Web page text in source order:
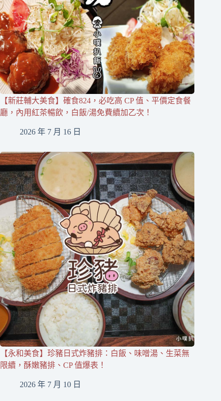
【新莊輔大美食】確食824，必吃高 CP 值、平價定食餐
廳，內用紅茶暢飲，白飯/湯免費續加乙次！
2026 年 7 月 16 日
【永和美食】珍豬日式炸豬排：白飯、味噌湯、生菜無
限續，酥嫩豬排、CP 值爆表！
2026 年 7 月 10 日